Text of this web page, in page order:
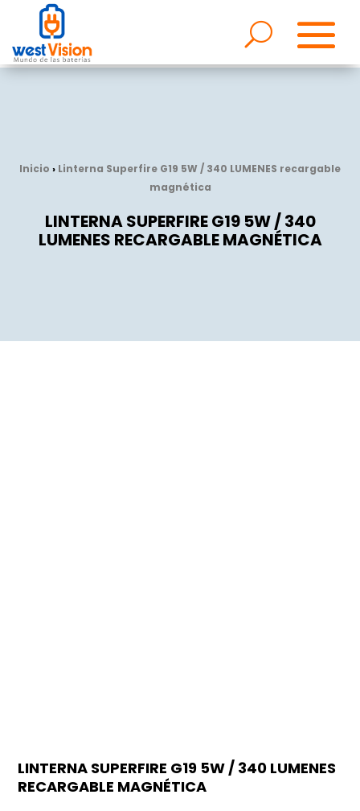
Inicio › Linterna Superfire G19 5W / 340 LUMENES recargable
magnética
LINTERNA SUPERFIRE G19 5W / 340
LUMENES RECARGABLE MAGNÉTICA
LINTERNA SUPERFIRE G19 5W / 340 LUMENES
RECARGABLE MAGNÉTICA